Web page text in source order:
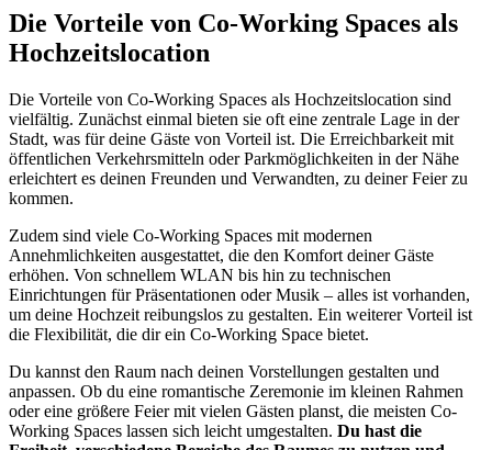
Die Vorteile von Co-Working Spaces als
Hochzeitslocation
Die Vorteile von Co-Working Spaces als Hochzeitslocation sind
vielfältig. Zunächst einmal bieten sie oft eine zentrale Lage in der
Stadt, was für deine Gäste von Vorteil ist. Die Erreichbarkeit mit
öffentlichen Verkehrsmitteln oder Parkmöglichkeiten in der Nähe
erleichtert es deinen Freunden und Verwandten, zu deiner Feier zu
kommen.
Zudem sind viele Co-Working Spaces mit modernen
Annehmlichkeiten ausgestattet, die den Komfort deiner Gäste
erhöhen. Von schnellem WLAN bis hin zu technischen
Einrichtungen für Präsentationen oder Musik – alles ist vorhanden,
um deine Hochzeit reibungslos zu gestalten. Ein weiterer Vorteil ist
die Flexibilität, die dir ein Co-Working Space bietet.
Du kannst den Raum nach deinen Vorstellungen gestalten und
anpassen. Ob du eine romantische Zeremonie im kleinen Rahmen
oder eine größere Feier mit vielen Gästen planst, die meisten Co-
Working Spaces lassen sich leicht umgestalten. Du hast die